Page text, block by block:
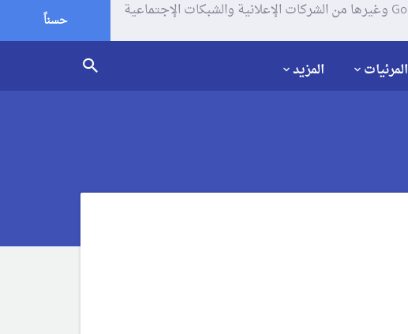
يستخدم موقعنا ملفات تعريف الإرتباط (الكوكيز) لتحليل زياراتك وإستخدامك للموقع و تتم مشاركة بعض المعلومات مع Google وغيرها من الشركات الإعلانية والشبكات الإجتماعية
حسناً
المرئيات المزيد